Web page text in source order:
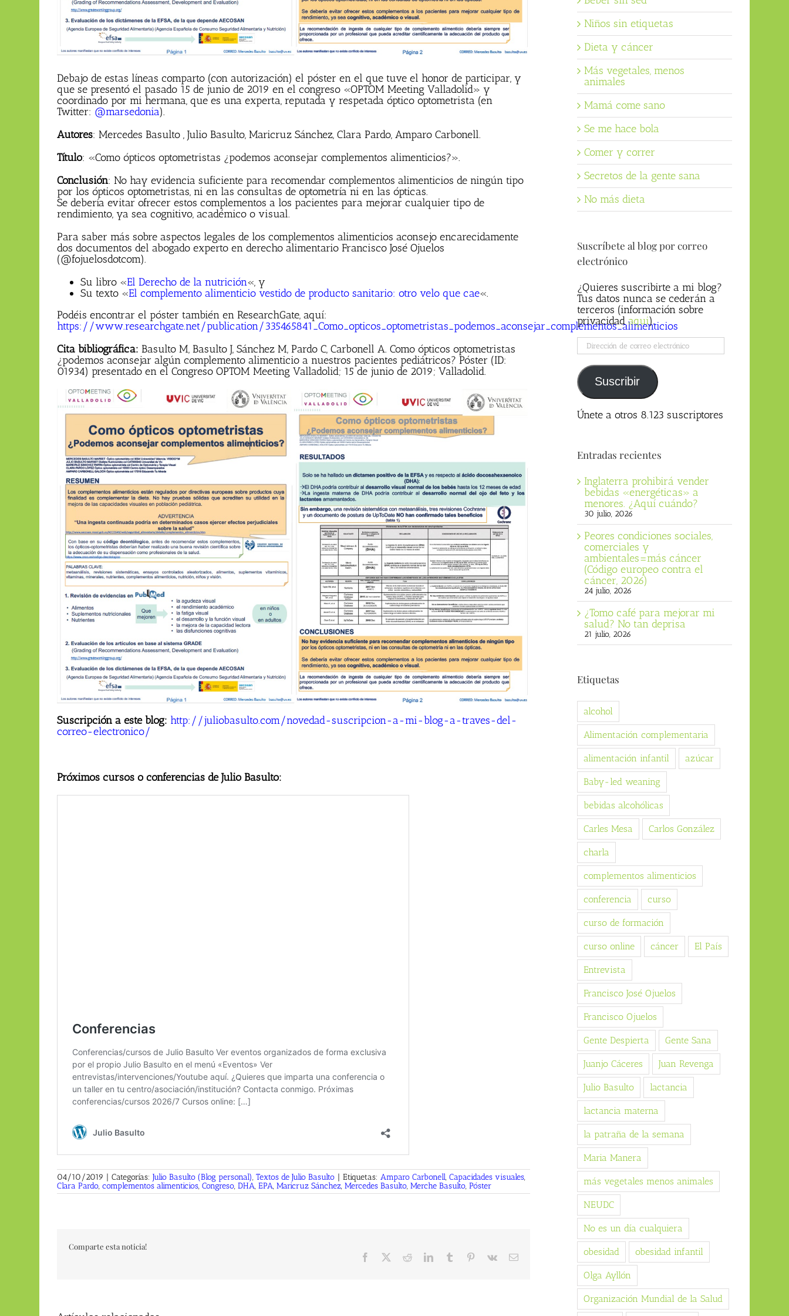
Debajo de estas líneas comparto (con autorización) el póster en el que tuve el honor de participar, y
que se presentó el pasado 15 de junio de 2019 en el congreso «OPTOM Meeting Valladolid» y
coordinado por mi hermana, que es una experta, reputada y respetada óptico optometrista (en
Twitter: @marsedonia).
Autores: Mercedes Basulto , Julio Basulto, Maricruz Sánchez, Clara Pardo, Amparo Carbonell.
Título: «Como ópticos optometristas ¿podemos aconsejar complementos alimenticios?».
Conclusión: No hay evidencia suficiente para recomendar complementos alimenticios de ningún tipo
por los ópticos optometristas, ni en las consultas de optometría ni en las ópticas.
Se debería evitar ofrecer estos complementos a los pacientes para mejorar cualquier tipo de
rendimiento, ya sea cognitivo, académico o visual.
Para saber más sobre aspectos legales de los complementos alimenticios aconsejo encarecidamente
dos documentos del abogado experto en derecho alimentario Francisco José Ojuelos
(@fojuelosdotcom).
Su libro «El Derecho de la nutrición«, y
Su texto «El complemento alimenticio vestido de producto sanitario: otro velo que cae«.
Podéis encontrar el póster también en ResearchGate, aquí:
https://www.researchgate.net/publication/335465841_Como_opticos_optometristas_podemos_aconsejar_complementos_alimenticios
Cita bibliográfica: Basulto M, Basulto J, Sánchez M, Pardo C, Carbonell A. Como ópticos optometristas
¿podemos aconsejar algún complemento alimenticio a nuestros pacientes pediátricos? Póster (ID:
01934) presentado en el Congreso OPTOM Meeting Valladolid; 15 de junio de 2019; Valladolid.
Suscripción a este blog: http://juliobasulto.com/novedad-suscripcion-a-mi-blog-a-traves-del-
correo-electronico/
Próximos cursos o conferencias de Julio Basulto:
04/10/2019 | Categorías: Julio Basulto (Blog personal), Textos de Julio Basulto | Etiquetas: Amparo Carbonell, Capacidades visuales,
Clara Pardo, complementos alimenticios, Congreso, DHA, EPA, Maricruz Sánchez, Mercedes Basulto, Merche Basulto, Póster
Comparte esta noticia!
Facebook RedditLinkedInTumblr Pinterest
Vk
Correo
Niños sin etiquetas
Dieta y cáncer
Más vegetales, menos
animales
Mamá come sano
Se me hace bola
Comer y correr
Secretos de la gente sana
No más dieta
Suscríbete al blog por correo
electrónico
¿Quieres suscribirte a mi blog?
Tus datos nunca se cederán a
terceros (información sobre
privacidad aqui).
Dirección
de
correo
electrónico
Suscribir
Únete a otros 8.123 suscriptores
Entradas recientes
Inglaterra prohibirá vender
bebidas «energéticas» a
menores. ¿Aquí cuándo?
30 julio, 2026
Peores condiciones sociales,
comerciales y
ambientales=más cáncer
(Código europeo contra el
cáncer, 2026)
24 julio, 2026
¿Tomo café para mejorar mi
salud? No tan deprisa
21 julio, 2026
Etiquetas
alcohol
Alimentación complementaria
alimentación infantil azúcar
Baby-led weaning
bebidas alcohólicas
Carles Mesa Carlos González
charla
complementos alimenticios
conferencia curso
curso de formación
curso online cáncer El País
Entrevista
Francisco José Ojuelos
Francisco Ojuelos
Gente Despierta Gente Sana
Juanjo Cáceres Juan Revenga
Julio Basulto lactancia
lactancia materna
la patraña de la semana
Maria Manera
más vegetales menos animales
NEUDC
No es un día cualquiera
obesidad obesidad infantil
Olga Ayllón
Organización Mundial de la Salud